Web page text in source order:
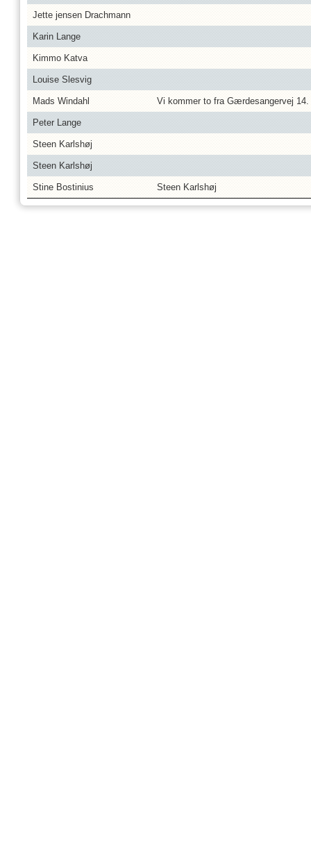
Jette jensen Drachmann
Karin Lange
Kimmo Katva
Louise Slesvig
Mads Windahl Vi kommer to fra Gærdesangervej
Peter Lange
Steen Karlshøj
Steen Karlshøj
Stine Bostinius Steen Karlshøj